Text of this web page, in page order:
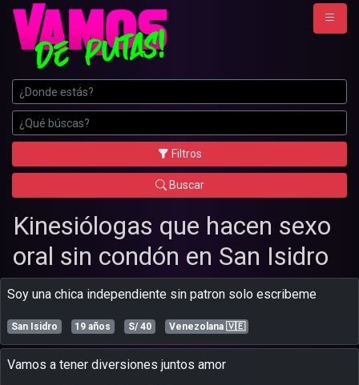
Filtros
Buscar
Kinesiólogas que hacen sexo
oral sin condón en San Isidro
soy una chica independiente sin patron solo escribeme
San Isidro 19 años S/ 40 Venezolana 🇻🇪
vamos a tener diversiones juntos amor